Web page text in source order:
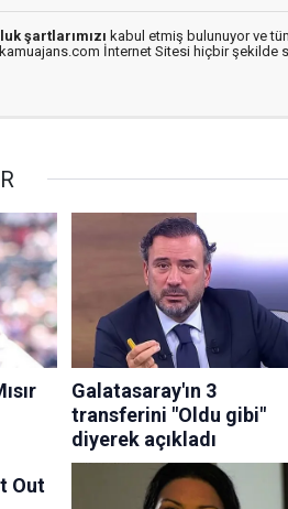
şartlarımızı kabul etmiş bulunuyor ve
İnternet Sitesi hiçbir şekilde